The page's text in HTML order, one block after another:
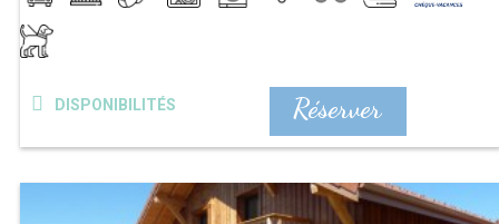
Réserver
DISPONIBILITÉS